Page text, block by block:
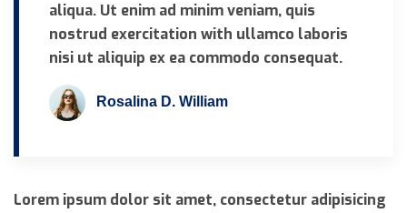
aliqua. Ut enim ad minim veniam, quis
nostrud exercitation with ullamco laboris
nisi ut aliquip ex ea commodo consequat.
Rosalina D. William
Lorem ipsum dolor sit amet, consectetur adipisicing